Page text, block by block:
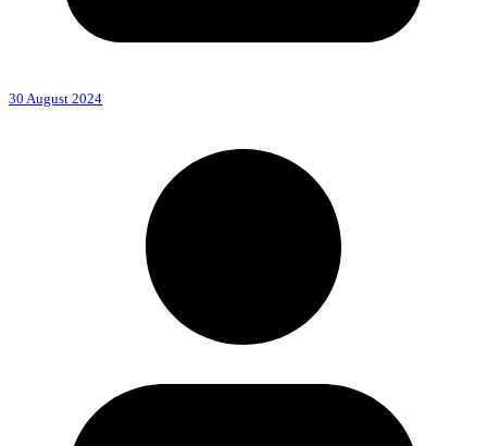
30 August 2024